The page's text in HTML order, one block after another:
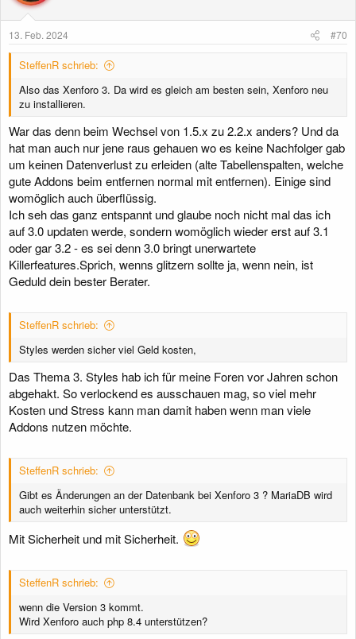
13. Feb. 2024 #70
SteffenR schrieb:
Also das Xenforo 3. Da wird es gleich am besten sein, Xenforo neu
zu installieren.
War das denn beim Wechsel von 1.5.x zu 2.2.x anders? Und da
hat man auch nur jene raus gehauen wo es keine Nachfolger gab
um keinen Datenverlust zu erleiden (alte Tabellenspalten, welche
gute Addons beim entfernen normal mit entfernen). Einige sind
womöglich auch überflüssig.
Ich seh das ganz entspannt und glaube noch nicht mal das ich
auf 3.0 updaten werde, sondern womöglich wieder erst auf 3.1
oder gar 3.2 - es sei denn 3.0 bringt unerwartete
Killerfeatures.Sprich, wenns glitzern sollte ja, wenn nein, ist
Geduld dein bester Berater.
SteffenR schrieb:
Styles werden sicher viel Geld kosten,
Das Thema 3. Styles hab ich für meine Foren vor Jahren schon
abgehakt. So verlockend es ausschauen mag, so viel mehr
Kosten und Stress kann man damit haben wenn man viele
Addons nutzen möchte.
SteffenR schrieb:
Gibt es Änderungen an der Datenbank bei Xenforo 3 ? MariaDB wird
auch weiterhin sicher unterstützt.
Mit Sicherheit und mit Sicherheit.
SteffenR schrieb:
wenn die Version 3 kommt.
Wird Xenforo auch php 8.4 unterstützen?